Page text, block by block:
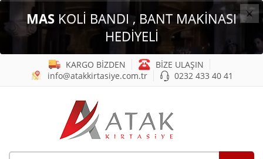
×
MAS KOLİ BANDI , BANT MAKİNASI
HEDİYELİ
KARGO BİZDEN
BİZE ULAŞIN
info@atakkirtasiye.com.tr
0232 433 40 41